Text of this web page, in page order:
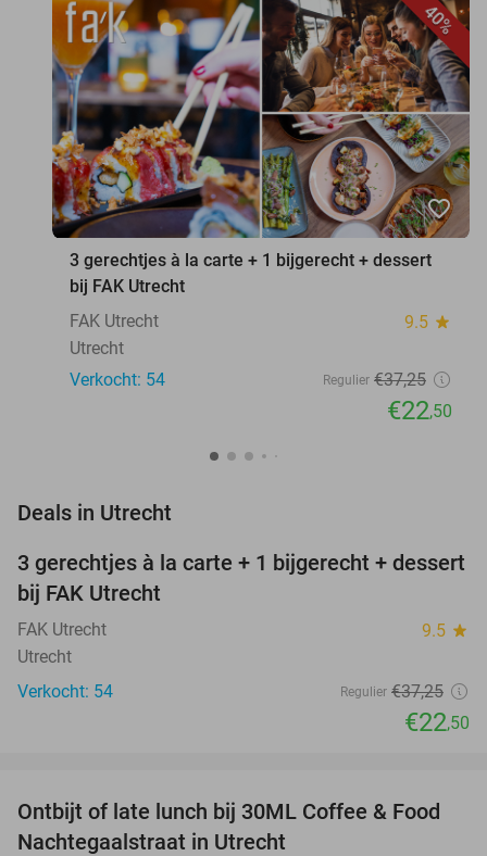
40%
favorite_border
3 gerechtjes à la carte + 1 bijgerecht + dessert
bij FAK Utrecht
FAK Utrecht
9.5 star
Utrecht
Verkocht: 54
Regulier €37,25
€22,50
Deals in Utrecht
40%
3 gerechtjes à la carte + 1 bijgerecht + dessert
bij FAK Utrecht
FAK Utrecht 9.5 star
Utrecht
Verkocht: 54
Regulier €37,25
€22,50
31%
NEW
TODAY
Ontbijt of late lunch bij 30ML Coffee & Food
Nachtegaalstraat in Utrecht